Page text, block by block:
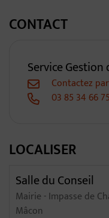
CONTACT
Service Gestion
Contactez
03 85 34 66 75
LOCALISER
Salle du Conseil
Mairie - Impasse de
Mâcon